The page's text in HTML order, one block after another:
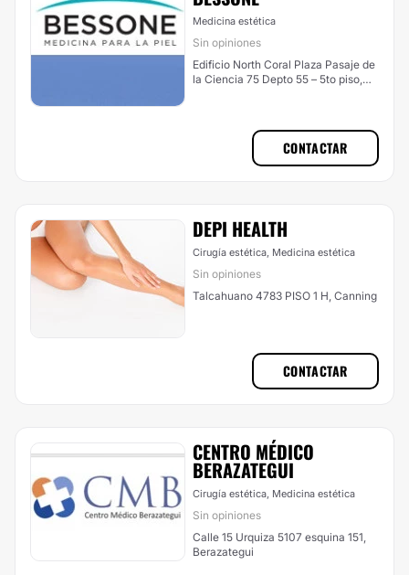
Medicina estética
Sin opiniones
Edificio North Coral Plaza Pasaje de
la Ciencia 75 Depto 55 – 5to piso,
CONTACTAR
DEPI HEALTH
Cirugía estética, Medicina estética
Sin opiniones
Talcahuano 4783 PISO 1 H, Canning
CONTACTAR
CENTRO MÉDICO
BERAZATEGUI
Cirugía estética, Medicina estética
Sin opiniones
Calle 15 Urquiza 5107 esquina 151,
Berazategui